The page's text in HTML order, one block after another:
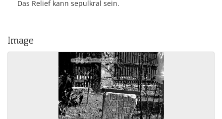
Das Relief kann sepulkral sein.
Image